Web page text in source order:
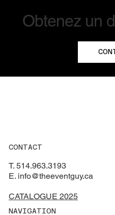
Obtenez un
CONTACT
T. 514.963.3193
E. info@theeventguy.ca
CATALOGUE 2025
NAVIGATION